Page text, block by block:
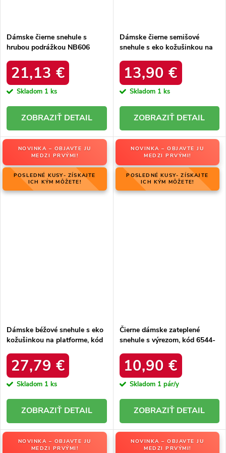
Dámske čierne snehule s
hrubou podrážkou NB606
21,13 €
Skladom 1 ks
DETAIL
Dámske čierne semišové
snehule s eko kožušinkou na
BLACK
13,90 €
Skladom 1 ks
DETAIL
NOVINKA – OBJAVTE JU
MEDZI PRVÝMI!
POSLEDNÉ KUSY- ZÍSKAJTE
ICH KÝM MÔŽETE!
Dámske béžové snehule s eko
kožušinkou na platforme, kód
27,79 €
Skladom 1 ks
DETAIL
NOVINKA – OBJAVTE JU
MEDZI PRVÝMI!
POSLEDNÉ KUSY- ZÍSKAJTE
ICH KÝM MÔŽETE!
Čierne dámske zateplené
snehule s výrezom, kód 6544-
10,90 €
Skladom 1 pár/y
DETAIL
NOVINKA – OBJAVTE JU
MEDZI PRVÝMI!
NOVINKA – OBJAVTE JU
MEDZI PRVÝMI!